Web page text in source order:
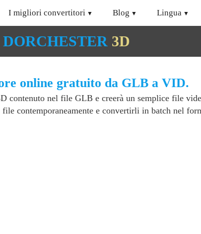
I migliori convertitori Blog Lingua
DORCHESTER 3D
online gratuito da GLB a VID.
contenuto nel file GLB e creerà un semplice file
contemporaneamente e convertirli in batch nel